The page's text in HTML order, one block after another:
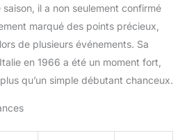
il a non seulement confirmé
marqué des points précieux,
de plusieurs événements. Sa
en 1966 a été un moment fort,
qu’un simple débutant chanceux.